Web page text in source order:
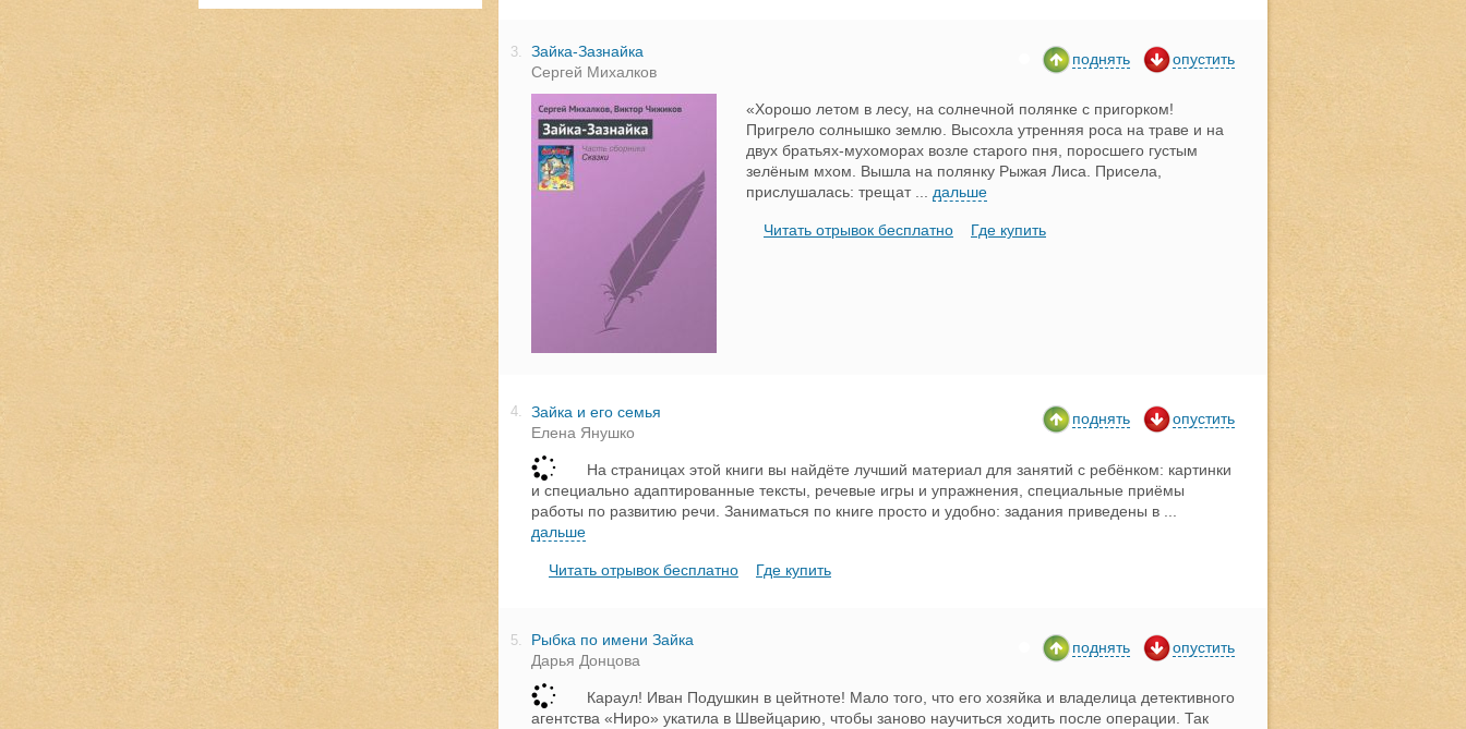
3.
Зайка-Зазнайка
Сергей Михалков
поднять опустить
«Хорошо летом в лесу, на солнечной полянке с пригорком!
Пригрело солнышко землю. Высохла утренняя роса на траве и на
двух братьях-мухоморах возле старого пня, поросшего густым
зелёным мхом. Вышла на полянку Рыжая Лиса. Присела,
прислушалась: трещат
дальше
Читать отрывок бесплатно Где купить
4.
Зайка и его семья
Елена Янушко
поднять опустить
На страницах этой книги вы найдёте лучший материал для занятий с ребёнком: картинки
и специально адаптированные тексты, речевые игры и упражнения, специальные приёмы
работы по развитию речи. Заниматься по книге просто и удобно: задания приведены в
дальше
Читать отрывок бесплатно Где купить
5.
Рыбка по имени Зайка
Дарья Донцова
поднять опустить
Караул! Иван Подушкин в цейтноте! Мало того, что его хозяйка и владелица детективного
агентства «Ниро» укатила в Швейцарию, чтобы заново научиться ходить после операции. Так